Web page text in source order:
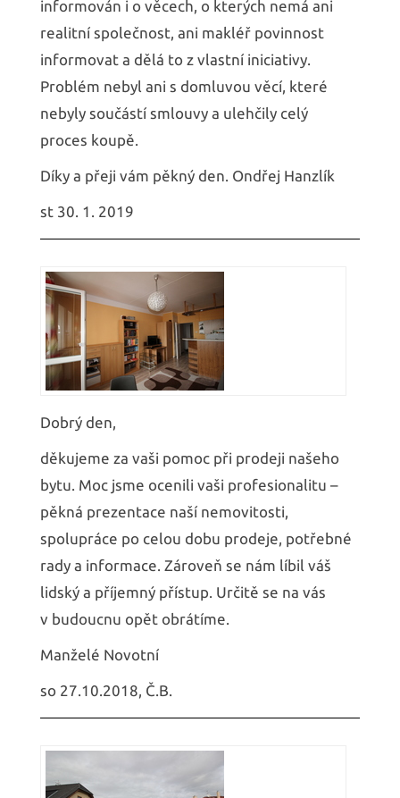
informován i o věcech, o kterých nemá ani
realitní společnost, ani makléř povinnost
informovat a dělá to z vlastní iniciativy.
Problém nebyl ani s domluvou věcí, které
nebyly součástí smlouvy a ulehčily celý
proces koupě.
Díky a přeji vám pěkný den. Ondřej Hanzlík
st 30. 1. 2019
Dobrý den,
děkujeme za vaši pomoc při prodeji našeho
bytu. Moc jsme ocenili vaši profesionalitu –
pěkná prezentace naší nemovitosti,
spolupráce po celou dobu prodeje, potřebné
rady a informace. Zároveň se nám líbil váš
lidský a příjemný přístup. Určitě se na vás
v budoucnu opět obrátíme.
Manželé Novotní
so 27.10.2018, Č.B.